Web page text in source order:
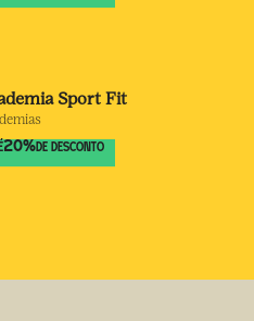
Sport Fit
20% DE DESCONTO